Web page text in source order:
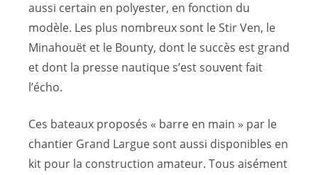
aussi certain en polyester, en fonction du
modèle. Les plus nombreux sont le Stir Ven, le
Minahouët et le Bounty, dont le succès est grand
et dont la presse nautique s’est souvent fait
l’écho.
Ces bateaux proposés « barre en main » par le
chantier Grand Largue sont aussi disponibles en
kit pour la construction amateur. Tous aisément